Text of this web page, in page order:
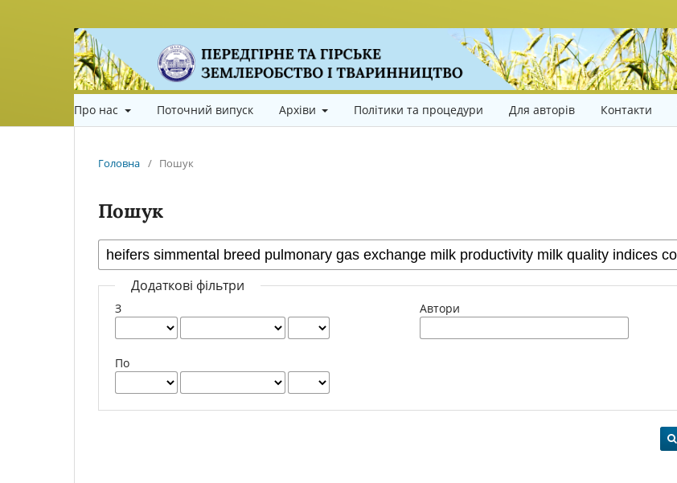
Про нас Поточний випуск Архіви Політики та процедури Для авторів Контакти
Головна / Пошук
Пошук
Додаткові фільтри
З
По
Автори